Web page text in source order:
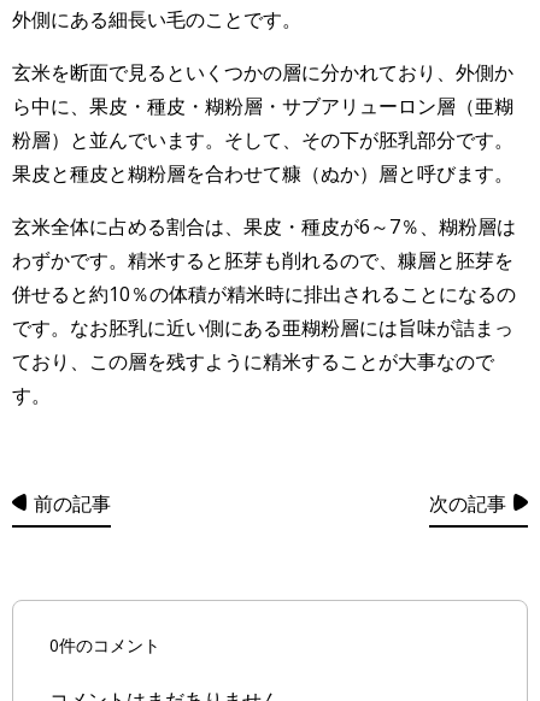
外側にある細長い毛のことです。
玄米を断面で見るといくつかの層に分かれており、外側か
ら中に、果皮・種皮・糊粉層・サブアリューロン層（亜糊
粉層）と並んでいます。そして、その下が胚乳部分です。
果皮と種皮と糊粉層を合わせて糠（ぬか）層と呼びます。
玄米全体に占める割合は、果皮・種皮が6～7％、糊粉層は
わずかです。精米すると胚芽も削れるので、糠層と胚芽を
併せると約10％の体積が精米時に排出されることになるの
です。なお胚乳に近い側にある亜糊粉層には旨味が詰まっ
ており、この層を残すように精米することが大事なので
す。
前の記事 次の記事
0件のコメント